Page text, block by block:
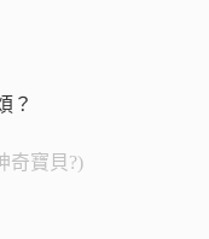
？
奇寶貝?)